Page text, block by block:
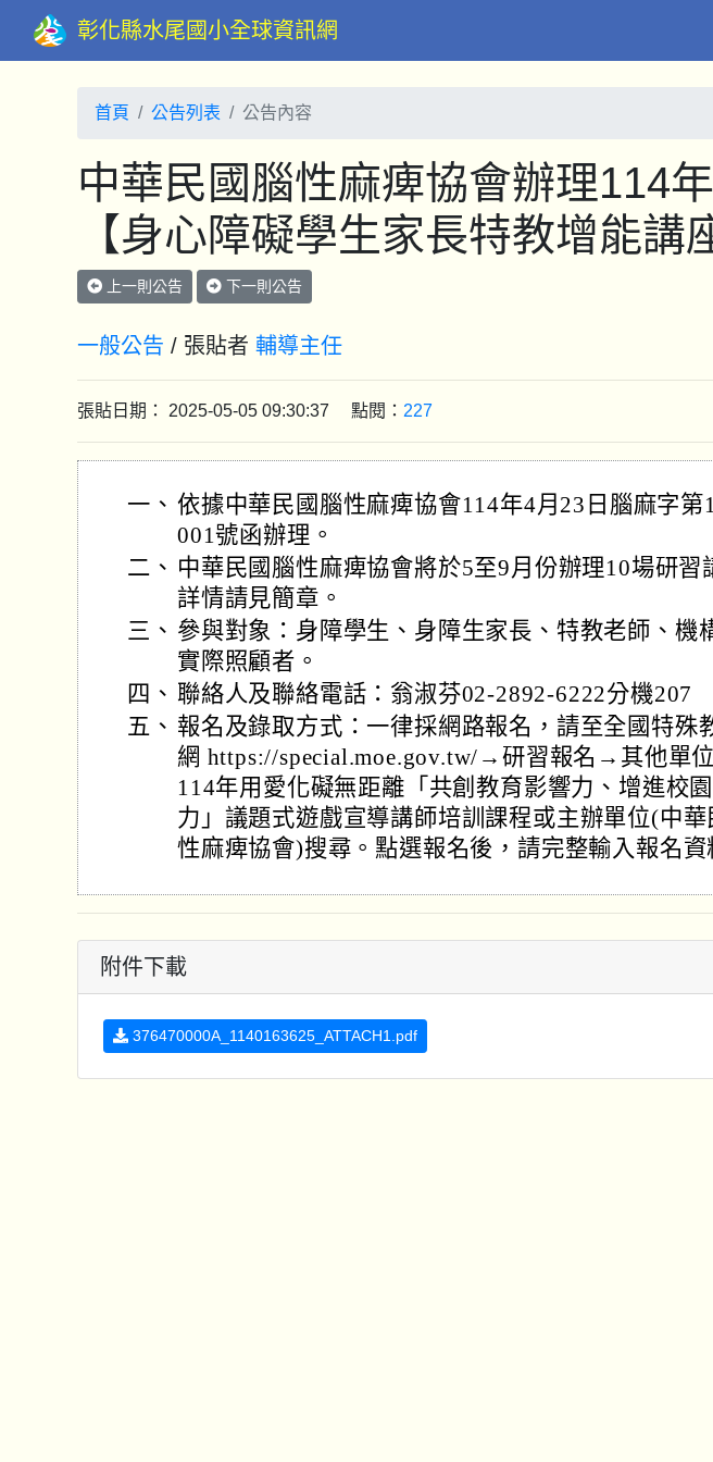
彰化縣水尾國小全球資訊網
首頁 公告列表 公告內容
中華民國腦性麻痺協會辦理114
【身心障礙學生家長特教增能講
上一則公告 下一則公告
一般公告 / 張貼者 輔導主任
張貼日期： 2025-05-05 09:30:37 點閱： 227
一、 依據中華民國腦性麻痺協會114年4月23日腦麻字第
001號函辦理。
二、 中華民國腦性麻痺協會將於5至9月份辦理10場研習
詳情請見簡章。
三、 參與對象：身障學生、身障生家長、特教老師、機
實際照顧者。
四、 聯絡人及聯絡電話：翁淑芬02-2892-6222分機207
五、 報名及錄取方式：一律採網路報名，請至全國特殊
網 https://special.moe.gov.tw/→研習報名→其他單
114年用愛化礙無距離「共創教育影響力、增進校
力」議題式遊戲宣導講師培訓課程或主辦單位(中華
性麻痺協會)搜尋。點選報名後，請完整輸入報名資
附件下載
376470000A_1140163625_ATTACH1.pdf